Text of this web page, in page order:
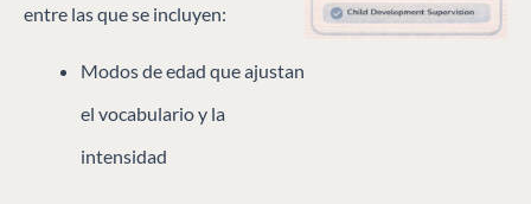
entre las que se incluyen:
Modos de edad que ajustan
el vocabulario y la
intensidad